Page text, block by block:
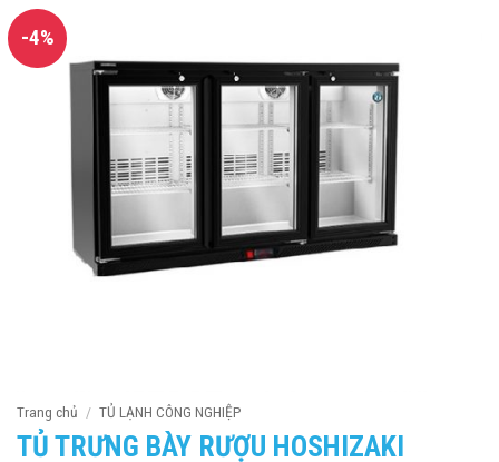
-4%
Trang chủ / TỦ LẠNH CÔNG NGHIỆP
TỦ TRƯNG BÀY RƯỢU HOSHIZAKI